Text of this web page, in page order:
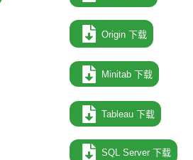
Origin 下载
Minitab 下载
Tableau 下载
SQL Server 下载